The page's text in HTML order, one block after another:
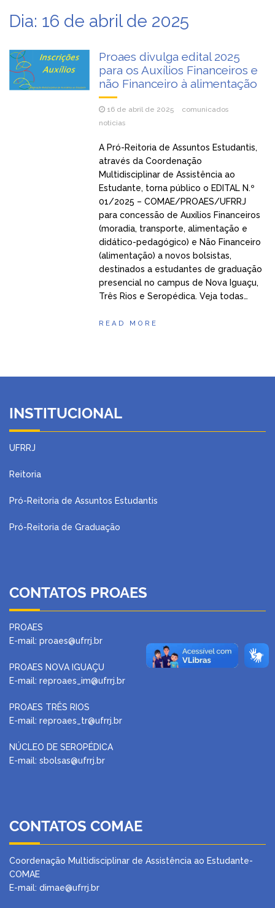
Dia: 16 de abril de 2025
Proaes divulga edital 2025
para os Auxílios Financeiros e
não Financeiro à alimentação
16 de abril de 2025
comunicados
noticias
A Pró-Reitoria de Assuntos Estudantis,
através da Coordenação
Multidisciplinar de Assistência ao
Estudante, torna público o EDITAL N.º
01/2025 – COMAE/PROAES/UFRRJ
para concessão de Auxílios Financeiros
(moradia, transporte, alimentação e
didático-pedagógico) e Não Financeiro
(alimentação) a novos bolsistas,
destinados a estudantes de graduação
presencial no campus de Nova Iguaçu,
Três Rios e Seropédica. Veja todas…
READ MORE
INSTITUCIONAL
UFRRJ
Reitoria
Pró-Reitoria de Assuntos Estudantis
Pró-Reitoria de Graduação
CONTATOS PROAES
PROAES
E-mail: proaes@ufrrj.br
PROAES NOVA IGUAÇU
E-mail: reproaes_im@ufrrj.br
PROAES TRÊS RIOS
E-mail: reproaes_tr@ufrrj.br
NÚCLEO DE SEROPÉDICA
E-mail: sbolsas@ufrrj.br
CONTATOS COMAE
Coordenação Multidisciplinar de Assistência ao Estudante-
COMAE
E-mail: dimae@ufrrj.br